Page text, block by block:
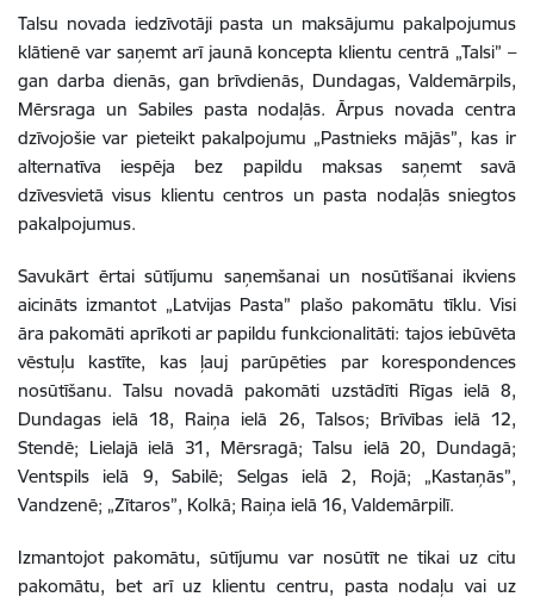
Talsu novada iedzīvotāji pasta un maksājumu pakalpojumus
klātienē var saņemt arī jaunā koncepta klientu centrā „Talsi” –
gan darba dienās, gan brīvdienās, Dundagas, Valdemārpils,
Mērsraga un Sabiles pasta nodaļās.Ārpus novada centra
dzīvojošie var pieteikt pakalpojumu „Pastnieks mājās”, kas ir
alternatīva iespēja bez papildu maksas saņemt savā
dzīvesvietā visus klientu centros un pasta nodaļās sniegtos
pakalpojumus.
Savukārt ērtai sūtījumu saņemšanai un nosūtīšanai ikviens
aicināts izmantot „Latvijas Pasta” plašo pakomātu tīklu. Visi
āra pakomāti aprīkoti ar papildu funkcionalitāti: tajos iebūvēta
vēstuļu kastīte, kas ļauj parūpēties par korespondences
nosūtīšanu. Talsu novadā pakomāti uzstādīti Rīgas ielā 8,
Dundagas ielā 18, Raiņa ielā 26, Talsos; Brīvības ielā 12,
Stendē; Lielajā ielā 31, Mērsragā; Talsu ielā 20, Dundagā;
Ventspils ielā 9, Sabilē; Selgas ielā 2, Rojā; „​​​​​​​Kastaņās”,
Vandzenē; „Zītaros”, Kolkā; Raiņa ielā 16, Valdemārpilī.
Izmantojot pakomātu, sūtījumu var nosūtīt ne tikai uz citu
pakomātu, bet arī uz klientu centru, pasta nodaļu vai uz